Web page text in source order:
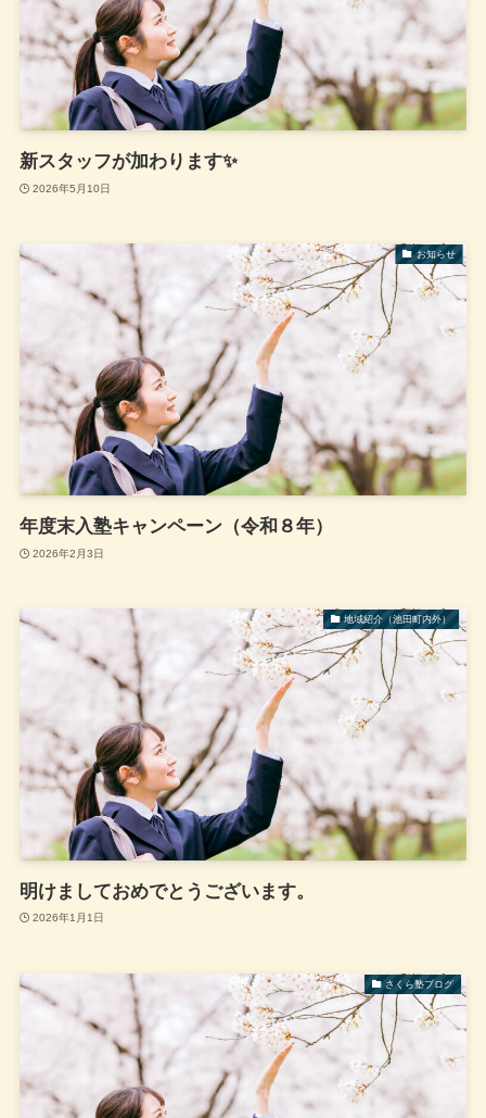
新スタッフが加わります✨
2026年5月10日
お知らせ
年度末入塾キャンペーン（令和８年）
2026年2月3日
地域紹介（池田町内外）
明けましておめでとうございます。
2026年1月1日
さくら塾ブログ